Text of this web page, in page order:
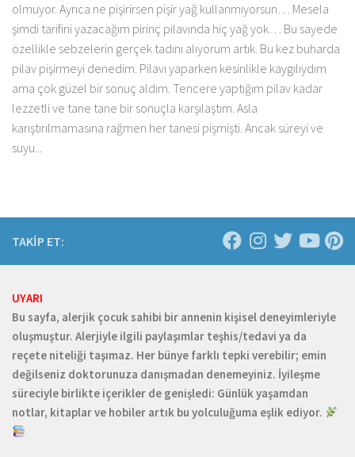
olmuyor. Ayrıca ne pişirirsen pişir yağ kullanmıyorsun… Mesela
şimdi tarifini yazacağım pirinç pilavında hiç yağ yok… Bu sayede
özellikle sebzelerin gerçek tadını alıyorum artık. Bu kez buharda
pilav pişirmeyi denedim. Pilavı yaparken kesinlikle kaygılıydım
ama çok güzel bir sonuç aldım. Tencere yaptığım pilav kadar
lezzetli ve tane tane bir sonuçla karşılaştım. Asla
karıştırılmamasına rağmen her tanesi pişmişti. Ancak süreyi ve
suyu...
TAKİP ET:
UYARI
Bu sayfa, alerjik çocuk sahibi bir annenin kişisel deneyimleriyle
oluşmuştur. Alerjiyle ilgili paylaşımlar teşhis/tedavi ya da
reçete niteliği taşımaz. Her bünye farklı tepki verebilir; emin
değilseniz doktorunuza danışmadan denemeyiniz. İyileşme
süreciyle birlikte içerikler de genişledi: Günlük yaşamdan
notlar, kitaplar ve hobiler artık bu yolculuğuma eşlik ediyor.